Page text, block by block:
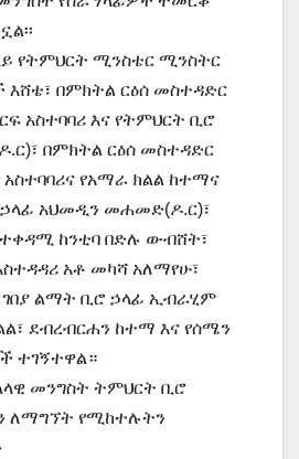
የትምህርት ሚንስቴር ሚንስትር
እሸቴ፣ በምክትል ርዕሰ መስተዳድር
አስተባባሪ እና የትምህርት ቢሮ
በምክትል ርዕሰ መስተዳድር
የአማራ ክልል ከተማና
አህመዲን መሐመድ(ዶ.ር)፣
ከንቲባ በድሉ ውብሸት፣
አቶ መካሻ አለማየሁ፣
ገበያ ልማት ቢሮ ኃላፊ ኢብራሂም
ደብረብርሐን ከተማ እና የሰሜን
ተገኝተዋል።
መንግስት ትምህርት ቢሮ
የሚከተሉትን